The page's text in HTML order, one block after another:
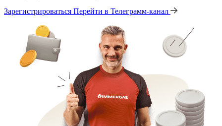
Зарегистрироваться Перейти в Телеграмм-канал